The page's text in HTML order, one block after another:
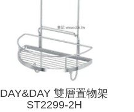
DAY&DAY 雙層置物架
ST2299-2H